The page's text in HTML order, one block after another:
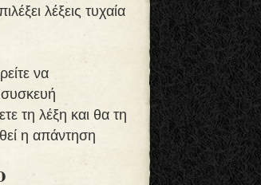
λέξεις τυχαία
να
συσκευή
τη λέξη και θα τη
η απάντηση